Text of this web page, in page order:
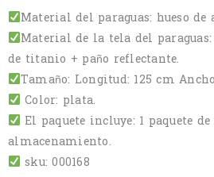
Material del paraguas: hueso de
Material de la tela del
de titanio + paño reflectante.
Tamaño: Longitud: 125 cm
Color: plata.
El paquete incluye: 1 paquete
almacenamiento.
sku: 000168